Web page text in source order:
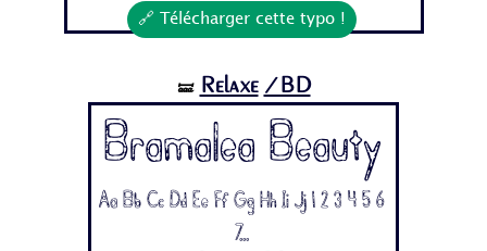
🔗 Télécharger cette typo !
🝛 Relaxe /BD
Bramalea Beauty
Aa Bb Cc Dd Ee Ff Gg Hh Ii Jj 1 2 3 4 5 6
7...